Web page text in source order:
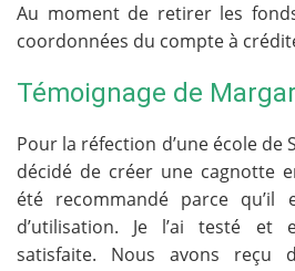
Au moment de retirer les
coordonnées du compte à
Témoignage de
Pour la réfection d’une école de
décidé de créer une cagnotte
été recommandé parce qu’il
d’utilisation. Je l’ai testé et
satisfaite. Nous avons reçu